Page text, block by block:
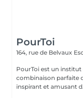
PourToi
164, rue de Belvaux
PourToi est un
combinaison parfaite
inspirant et amusant